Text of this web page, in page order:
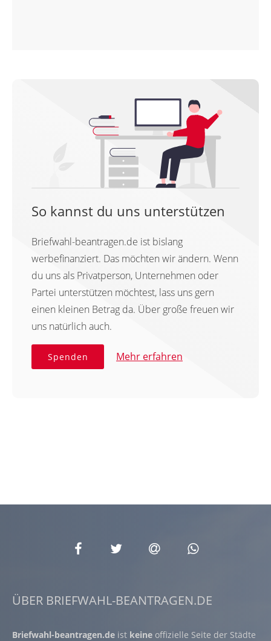
So kannst du uns unterstützen
Briefwahl-beantragen.de ist bislang
werbefinanziert. Das möchten wir ändern. Wenn
du uns als Privatperson, Unternehmen oder
Partei unterstützen möchtest, lass uns gern
einen kleinen Betrag da. Über große freuen wir
uns natürlich auch.
Spenden Mehr erfahren
ÜBER BRIEFWAHL-BEANTRAGEN.DE
Briefwahl-beantragen.de ist keine offizielle Seite der Städte